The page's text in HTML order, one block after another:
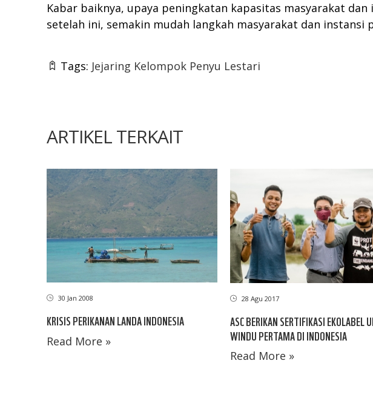
Kabar baiknya, upaya peningkatan kapasitas masyarakat
setelah ini, semakin mudah langkah masyarakat dan
Tags: Jejaring Kelompok Penyu Lestari
ARTIKEL TERKAIT
30 Jan 2008
KRISIS PERIKANAN LANDA INDONESIA
Read More »
28 Agu 2017
ASC BERIKAN SERTIFIKASI EKOLABEL
WINDU PERTAMA DI INDONESIA
Read More »